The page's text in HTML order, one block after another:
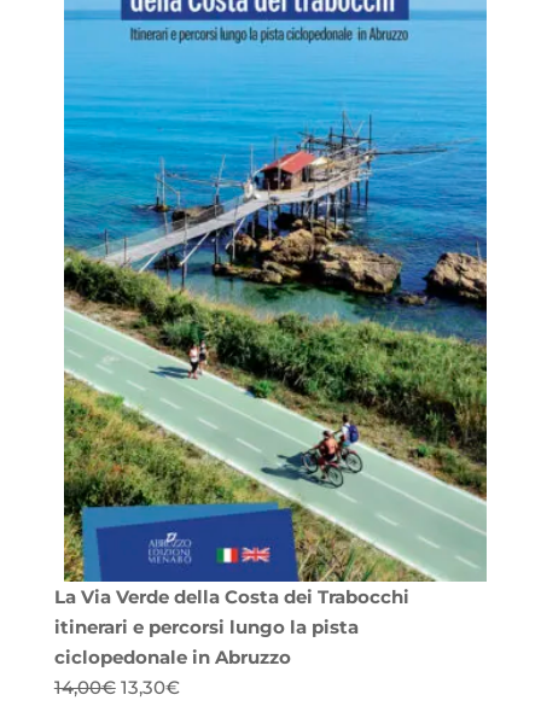
La Via Verde della Costa dei Trabocchi
itinerari e percorsi lungo la pista
ciclopedonale in Abruzzo
14,00€ Il
13,30€Il